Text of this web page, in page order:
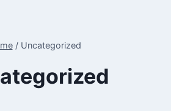
/ Uncategorized